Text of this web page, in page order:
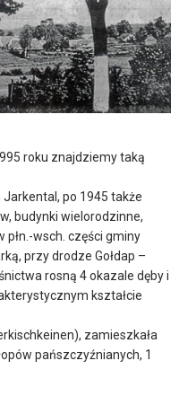
roku znajdziemy taką
po 1945 także
budynki wielorodzinne,
płn.-wsch. części gminy
przy drodze Gołdap –
rosną 4 okazale dęby i
kształcie
zamieszkała
pańszczyźnianych, 1